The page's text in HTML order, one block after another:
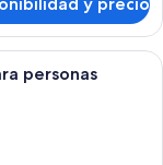
blackout y
personas